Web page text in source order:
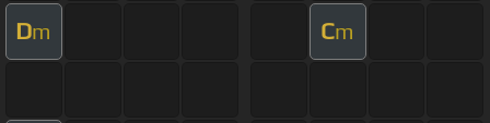
Dm Cm